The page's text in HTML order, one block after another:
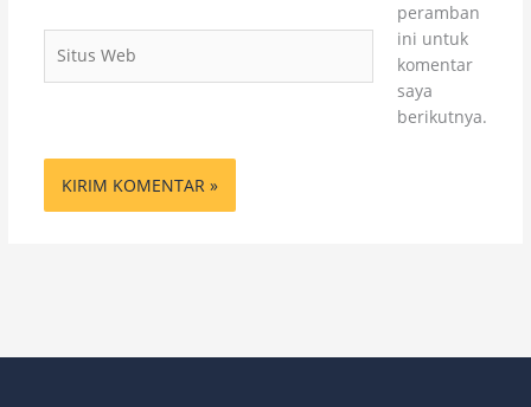
Web
peramban
ini untuk
komentar
saya
berikutnya.